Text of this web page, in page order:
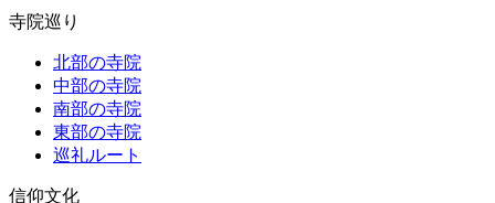
寺院巡り
北部の寺院
中部の寺院
南部の寺院
東部の寺院
巡礼ルート
信仰文化